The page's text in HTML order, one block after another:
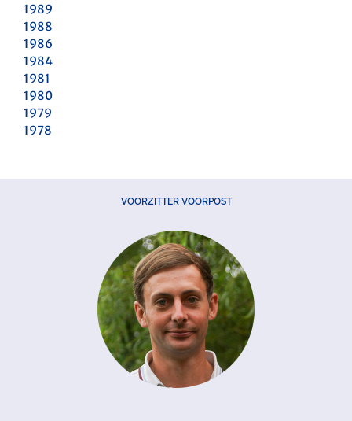
1989
1988
1986
1984
1981
1980
1979
1978
VOORZITTER VOORPOST